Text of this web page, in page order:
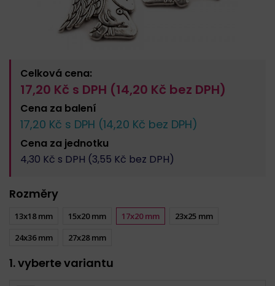
Celková cena:
17,20 Kč s DPH (14,20 Kč bez DPH)
Cena za balení
17,20 Kč s DPH (14,20 Kč bez DPH)
Cena za jednotku
4,30 Kč s DPH (3,55 Kč bez DPH)
Rozměry
13x18 mm 15x20 mm 17x20 mm
23x25 mm
24x36 mm
27x28 mm
1. vyberte variantu